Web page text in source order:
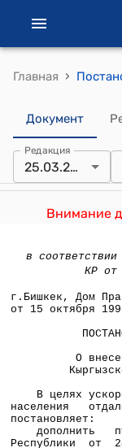
Главная ›
Документ
Редакция
25.03.2022
Внимание